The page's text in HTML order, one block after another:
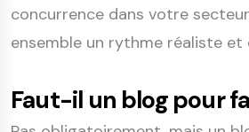
concurrence dans votre
ensemble un rythme réaliste et
Faut-il un blog pour